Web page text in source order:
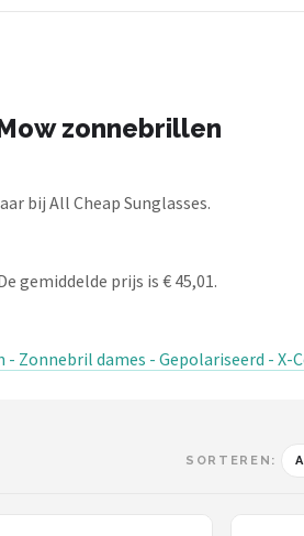
zonnebrillen
bij All Cheap Sunglasses.
gemiddelde prijs is € 45,01.
Zonnebril dames - Gepolariseerd - X-
SORTEREN: